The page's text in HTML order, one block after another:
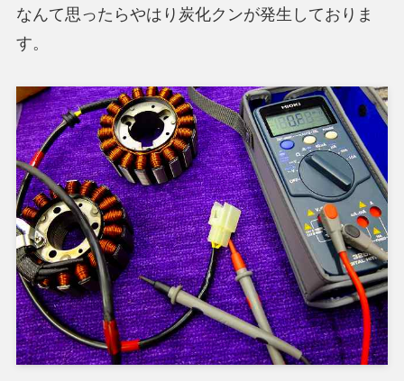
なんて思ったらやはり炭化クンが発生しておりま
す。